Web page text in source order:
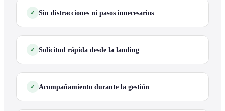
Sin distracciones ni pasos innecesarios
Solicitud rápida desde la landing
Acompañamiento durante la gestión